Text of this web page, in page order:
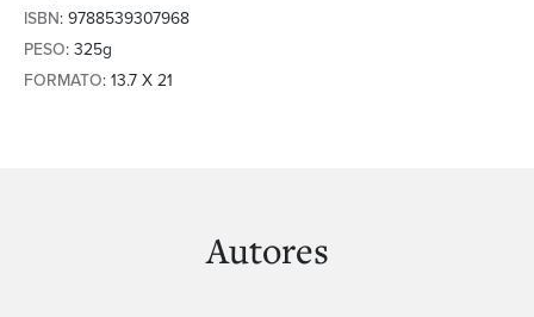
ISBN: 9788539307968
PESO: 325g
FORMATO: 13.7 X 21
Autores